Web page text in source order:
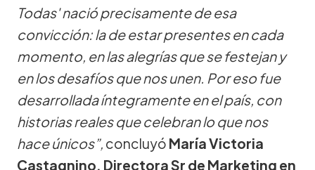
Todas' nació precisamente de esa
convicción: la de estar presentes en cada
momento, en las alegrías que se festejan y
en los desafíos que nos unen. Por eso fue
desarrollada íntegramente en el país, con
historias reales que celebran lo que nos
hace únicos”, concluyó María Victoria
Castagnino, Directora Sr de Marketing en